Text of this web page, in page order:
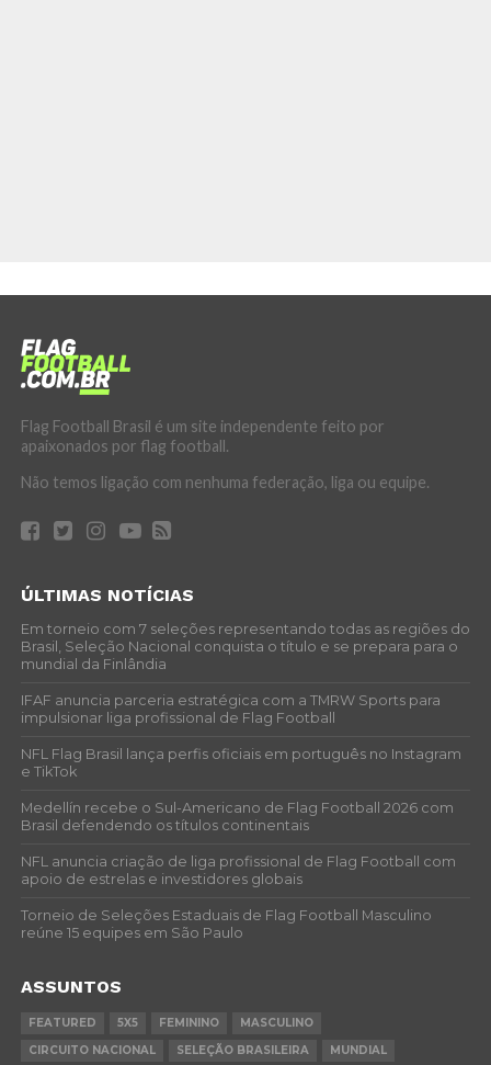
Flag Football Brasil é um site independente feito por
apaixonados por flag football.
Não temos ligação com nenhuma federação, liga ou equipe.
ÚLTIMAS NOTÍCIAS
Em torneio com 7 seleções representando todas as regiões do
Brasil, Seleção Nacional conquista o título e se prepara para o
mundial da Finlândia
IFAF anuncia parceria estratégica com a TMRW Sports para
impulsionar liga profissional de Flag Football
NFL Flag Brasil lança perfis oficiais em português no Instagram
e TikTok
Medellín recebe o Sul-Americano de Flag Football 2026 com
Brasil defendendo os títulos continentais
NFL anuncia criação de liga profissional de Flag Football com
apoio de estrelas e investidores globais
Torneio de Seleções Estaduais de Flag Football Masculino
reúne 15 equipes em São Paulo
ASSUNTOS
FEATURED 5X5 FEMININO
MASCULINO
CIRCUITO NACIONAL
SELEÇÃO BRASILEIRA MUNDIAL